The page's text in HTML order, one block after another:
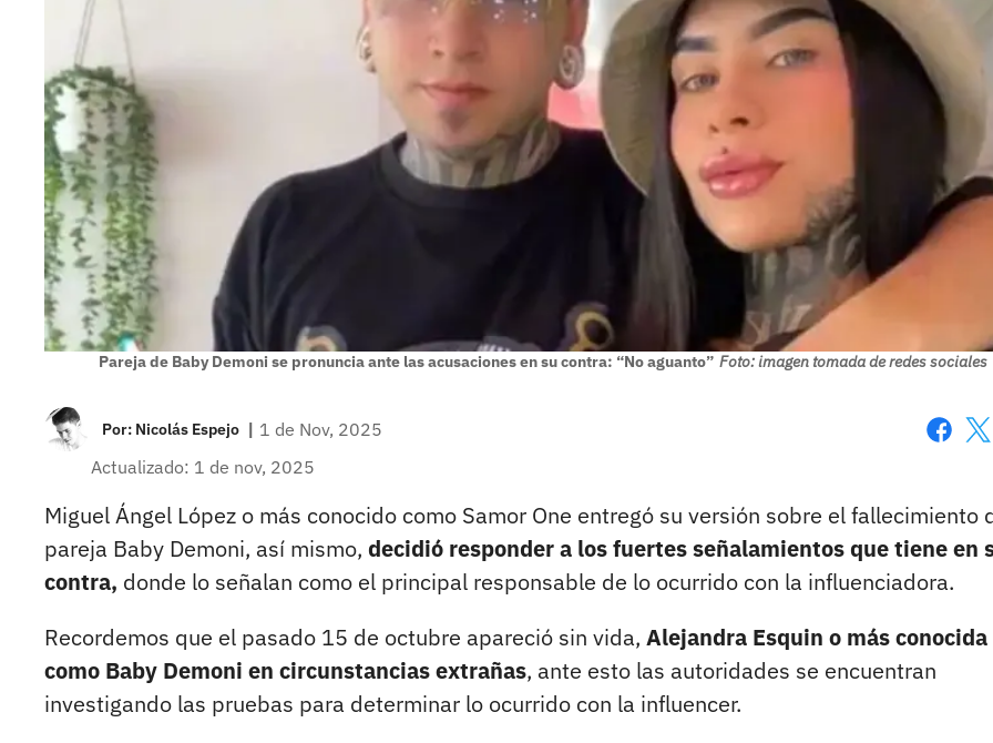
Pareja de Baby Demoni se pronuncia ante las acusaciones en su contra: “No aguanto” Foto: imagen tomada de redes sociales
Por: Nicolás Espejo | 1 de Nov, 2025
Actualizado: 1 de nov, 2025
Miguel Ángel López o más conocido como Samor One entregó su versión sobre el fallecimiento
pareja Baby Demoni, así mismo, decidió responder a los fuertes señalamientos que tiene en
contra, donde lo señalan como el principal responsable de lo ocurrido con la influenciadora.
Recordemos que el pasado 15 de octubre apareció sin vida, Alejandra Esquin o más conocida
como Baby Demoni en circunstancias extrañas, ante esto las autoridades se encuentran
investigando las pruebas para determinar lo ocurrido con la influencer.